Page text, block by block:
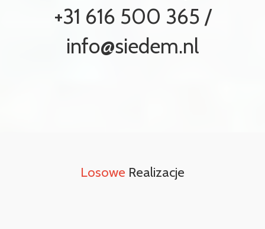
+31 616 500 365 /
info@siedem.nl
Losowe Realizacje